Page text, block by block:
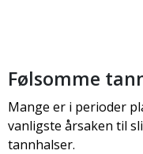
Følsomme
Mange er i perioder
vanligste årsaken til
tannhalser.